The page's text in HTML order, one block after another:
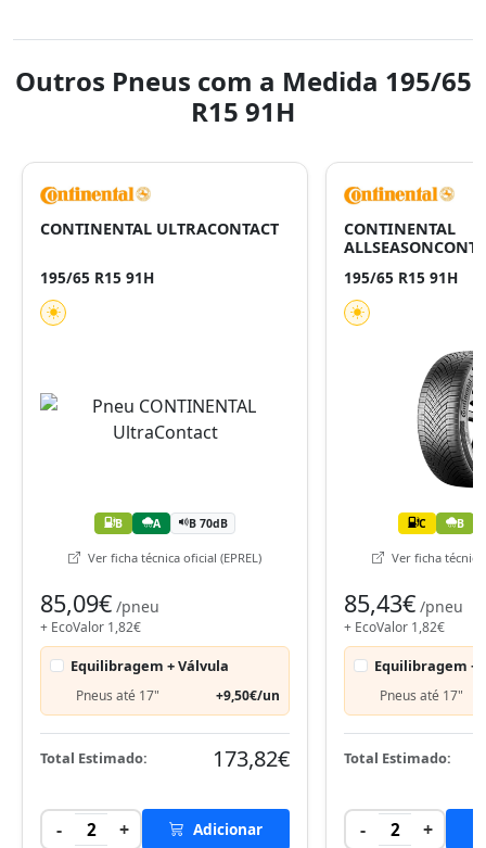
Outros Pneus com a Medida 195/65
R15 91H
CONTINENTAL ULTRACONTACT
195/65 R15 91H
B A B 70dB
Ver ficha técnica oficial (EPREL)
85,09€ /pneu
+ EcoValor 1,82€
Equilibragem + Válvula
Pneus até 17" +9,50€/un
Total Estimado: 173,82€
- 2 + Adicionar
CONTINENTAL
195/65 R15 91H
C B
Ver ficha técnica
85,43€ /pneu
+ EcoValor 1,82€
Equilibragem +
Pneus até 17"
Total Estimado:
- 2 +